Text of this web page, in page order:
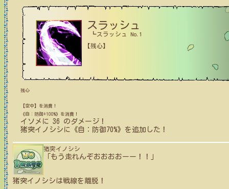
スラッシュ
┗スラッシュ No.1
【残心】
残心
【空中】を消費！
《自：防御+100%》を消費！
イソメ に 36 のダメージ！
猪突イノシシ に 《自：防御70%》 を追加した！
猪突イノシシ
「もう走れんぞおおおおーー！！」
猪突イノシシは戦線を離脱！